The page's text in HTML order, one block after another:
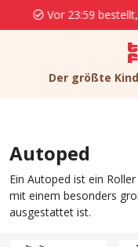
Kostenlose
Der größte
Autoped
Ein Autoped ist ein
mit einem besonders
ausgestattet ist.